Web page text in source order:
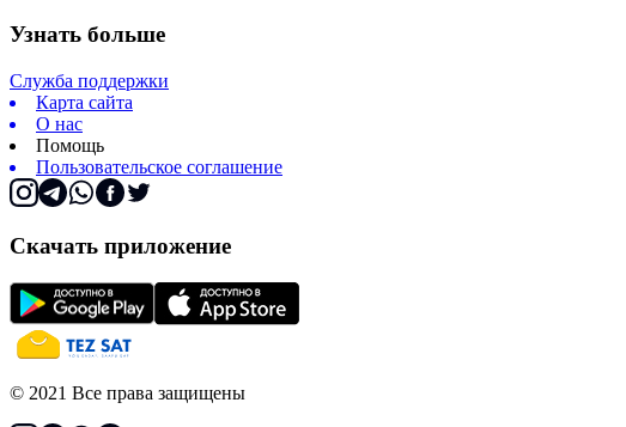
Узнать больше
Служба поддержки
Карта сайта
О нас
Помощь
Пользовательское соглашение
Скачать приложение
© 2021 Все права защищены